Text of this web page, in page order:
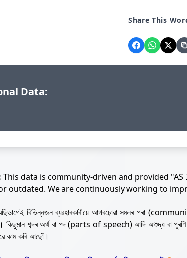
Share This
Data:
This data is community-driven and provided
outdated. We are continuously working to
বিভিন্নজন ব্যৱহাৰকাৰীয়ে আগবঢ়োৱা সমলৰ পৰা
কিছুমান শব্দৰ অৰ্থ বা পদ (parts of speech) আদি অশুদ্ধ বা
কাম কৰি আছোঁ।